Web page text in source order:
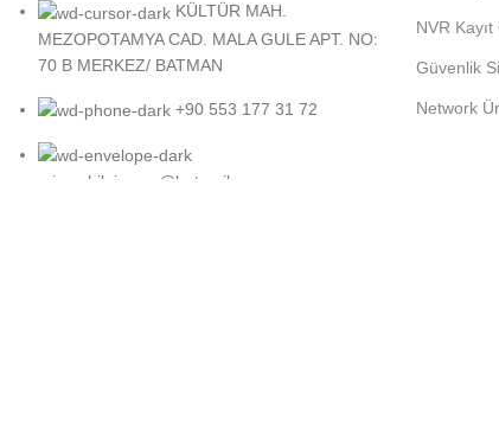
KÜLTÜR MAH.
MEZOPOTAMYA CAD. MALA GULE APT. NO:
70 B MERKEZ/ BATMAN
+90 553 177 31 72
mimaxbilgisayar@hotmail.com
NVR Kayıt
Güvenlik
Network